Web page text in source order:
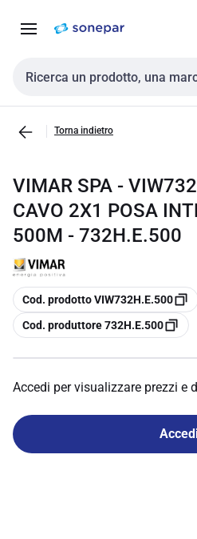
navigazione alla
Cerca input
Torna indietro
VIMAR SPA -
CAVO 2X1 POSA
500M - 732H.E.500
copia
Cod. prodotto VIW732H.E.500
copia
Cod. produttore 732H.E.500
Accedi per visualizzare prezzi e